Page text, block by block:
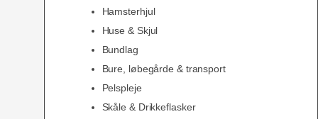
Hamsterhjul
Huse & Skjul
Bundlag
Bure, løbegårde & transport
Pelspleje
Skåle & Drikkeflasker